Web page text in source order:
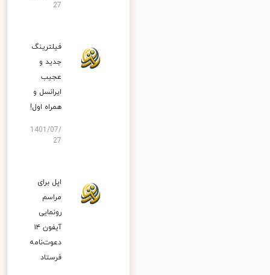
27
فیلترینگ
جدید و
عجیب
ایرانسل و
همراه اول!
1401/07/
27
اپل برای
مراسم
رونمایی
آیفون ۱۴
دعوت‌نامه
فرستاد